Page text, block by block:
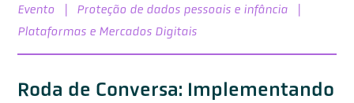
Evento | Proteção de dados pessoais e infância
|
Plataformas e Mercados Digitais
Roda de Conversa: Implementando